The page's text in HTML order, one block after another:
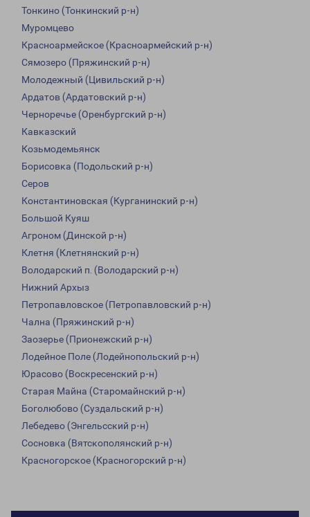
Тонкино (Тонкинский р-н)
Муромцево
Красноармейское (Красноармейский р-н)
Сямозеро (Пряжинский р-н)
Молодежный (Цивильский р-н)
Ардатов (Ардатовский р-н)
Черноречье (Оренбургский р-н)
Кавказский
Козьмодемьянск
Борисовка (Подольский р-н)
Серов
Константиновская (Курганинский р-н)
Большой Куяш
Агроном (Динской р-н)
Клетня (Клетнянский р-н)
Володарский п. (Володарский р-н)
Нижний Архыз
Петропавловское (Петропавловский р-н)
Чална (Пряжинский р-н)
Заозерье (Прионежский р-н)
Лодейное Поле (Лодейнопольский р-н)
Юрасово (Воскресенский р-н)
Старая Майна (Старомайнский р-н)
Боголюбово (Суздальский р-н)
Лебедево (Энгельсский р-н)
Сосновка (Вятскополянский р-н)
Красногорское (Красногорский р-н)